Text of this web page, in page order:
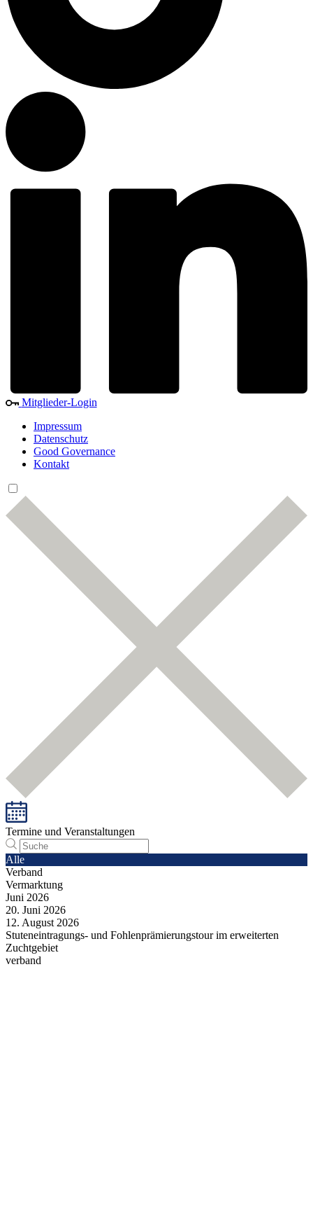
Mitglieder-Login
Impressum
Datenschutz
Good Governance
Kontakt
Termine und Veranstaltungen
Alle
Verband
Vermarktung
Juni 2026
20. Juni 2026
12. August 2026
Stuteneintragungs- und Fohlenprämierungstour im erweiterten
Zuchtgebiet
verband